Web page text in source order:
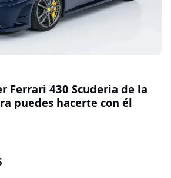
Ferrari 430 Scuderia de la
puedes hacerte con él